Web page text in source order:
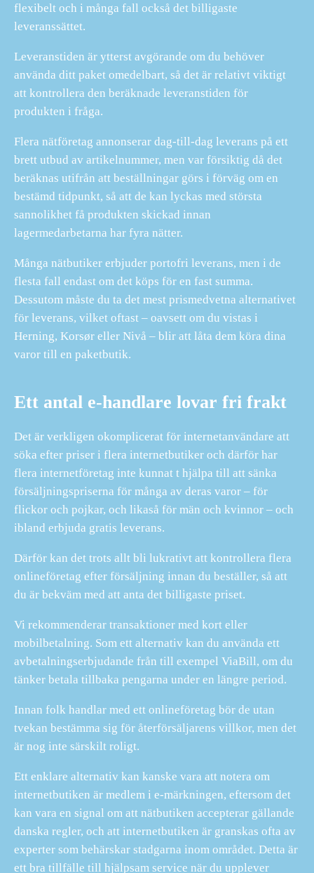
flexibelt och i många fall också det billigaste
leveranssättet.
Leveranstiden är ytterst avgörande om du behöver
använda ditt paket omedelbart, så det är relativt viktigt
att kontrollera den beräknade leveranstiden för
produkten i fråga.
Flera nätföretag annonserar dag-till-dag leverans på ett
brett utbud av artikelnummer, men var försiktig då det
beräknas utifrån att beställningar görs i förväg om en
bestämd tidpunkt, så att de kan lyckas med största
sannolikhet få produkten skickad innan
lagermedarbetarna har fyra nätter.
Många nätbutiker erbjuder portofri leverans, men i de
flesta fall endast om det köps för en fast summa.
Dessutom måste du ta det mest prismedvetna alternativet
för leverans, vilket oftast – oavsett om du vistas i
Herning, Korsør eller Nivå – blir att låta dem köra dina
varor till en paketbutik.
Ett antal e-handlare lovar fri frakt
Det är verkligen okomplicerat för internetanvändare att
söka efter priser i flera internetbutiker och därför har
flera internetföretag inte kunnat t hjälpa till att sänka
försäljningspriserna för många av deras varor – för
flickor och pojkar, och likaså för män och kvinnor – och
ibland erbjuda gratis leverans.
Därför kan det trots allt bli lukrativt att kontrollera flera
onlineföretag efter försäljning innan du beställer, så att
du är bekväm med att anta det billigaste priset.
Vi rekommenderar transaktioner med kort eller
mobilbetalning. Som ett alternativ kan du använda ett
avbetalningserbjudande från till exempel ViaBill, om du
tänker betala tillbaka pengarna under en längre period.
Innan folk handlar med ett onlineföretag bör de utan
tvekan bestämma sig för återförsäljarens villkor, men det
är nog inte särskilt roligt.
Ett enklare alternativ kan kanske vara att notera om
internetbutiken är medlem i e-märkningen, eftersom det
kan vara en signal om att nätbutiken accepterar gällande
danska regler, och att internetbutiken är granskas ofta av
experter som behärskar stadgarna inom området. Detta är
ett bra tillfälle till hjälpsam service när du upplever